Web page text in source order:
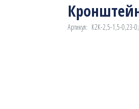
Артикул: К2К-2,5-1,5-0,23-